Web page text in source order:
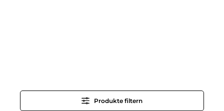
Produkte filtern